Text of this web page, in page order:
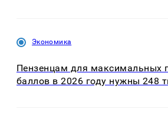
Экономика
Пензенцам для максимальных
баллов в 2026 году нужны 248